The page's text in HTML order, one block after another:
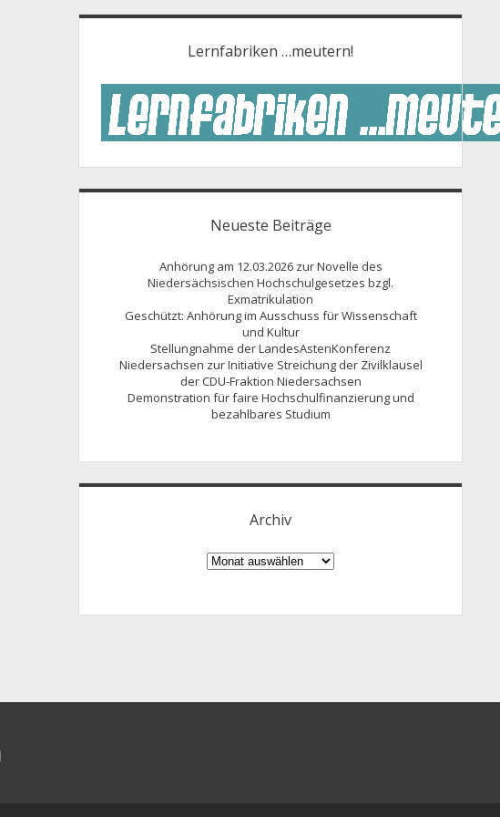
Lernfabriken …meutern!
Neueste Beiträge
Anhörung am 12.03.2026 zur Novelle des
Niedersächsischen Hochschulgesetzes bzgl.
Exmatrikulation
Geschützt: Anhörung im Ausschuss für Wissenschaft
und Kultur
Stellungnahme der LandesAstenKonferenz
Niedersachsen zur Initiative Streichung der Zivilklausel
der CDU-Fraktion Niedersachsen
Demonstration für faire Hochschulfinanzierung und
bezahlbares Studium
Archiv
Archiv